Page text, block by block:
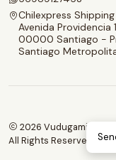
Chilexpress
Avenida Providencia
00000 Santiago -
Santiago
2026 Vudugaming.
All Rights Reserved.